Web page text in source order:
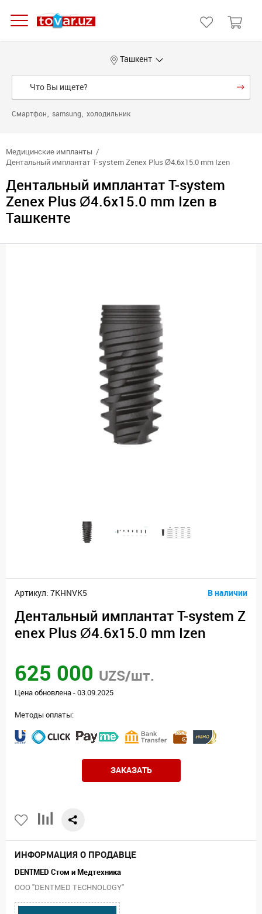
Ташкент
Смартфон samsung холодильник
Медицинские импланты
Дентальный имплантат T-system Zenex Plus Ø4.6х15.0 mm Izen
Дентальный имплантат T-system
Zenex Plus Ø4.6х15.0 mm Izen в
Ташкенте
Артикул: 7KHNVK5 В наличии
Дентальный имплантат T-system Z
enex Plus Ø4.6х15.0 mm Izen
625 000 UZS/шт.
Цена обновлена - 03.09.2025
Методы оплаты:
ЗАКАЗАТЬ
ИНФОРМАЦИЯ О ПРОДАВЦЕ
DENTMED Стом и Медтехника
ООО "DENTMED TECHNOLOGY"